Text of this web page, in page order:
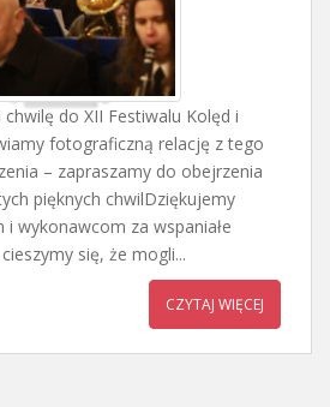
do XII Festiwalu Kolęd i
fotograficzną relację z tego
– zapraszamy do obejrzenia
pięknych chwilDziękujemy
i wykonawcom za wspaniałe
się, że mogli...
CZYTAJ WIĘCEJ